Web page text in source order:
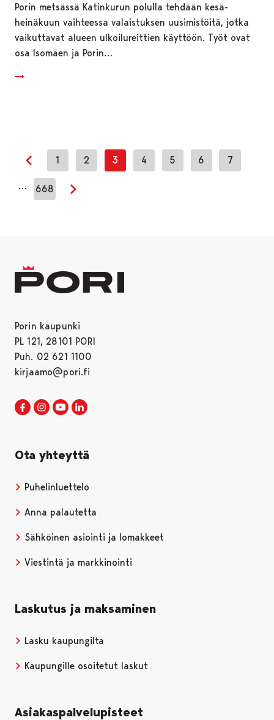
Porin metsässä Katinkurun polulla tehdään kesä-
heinäkuun vaihteessa valaistuksen uusimistöitä, jotka
vaikuttavat alueen ulkoilureittien käyttöön. Työt ovat
osa Isomäen ja Porin…
Edellinen sivu
1 2 3 4 5 6 7
… 668
Seuraava sivu
Porin kaupunki
PL 121, 28101 PORI
Puh. 02 621 1100
kirjaamo@pori.fi
Porin kaupunki Facebookissa
Avautuu uudessa välilehdessä
Porin kaupunki Instagramissa
Avautuu uudessa välilehdessä
Porin kaupunki Youtubessa
Avautuu uudessa välilehdessä
Ota yhteyttä
Puhelinluettelo
Anna palautetta
Sähköinen asiointi ja lomakkeet
Viestintä ja markkinointi
Laskutus ja maksaminen
Lasku kaupungilta
Kaupungille osoitetut laskut
Asiakaspalvelupisteet